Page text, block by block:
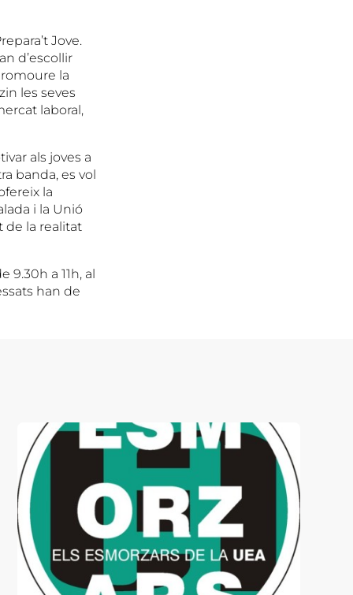
Jove.
d’escollir
la
les seves
laboral,
als joves a
banda, es vol
la
i la Unió
de la realitat
9.30h a 11h, al
han de